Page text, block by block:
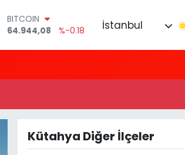
BITCOIN
64.944,08
%-0.18
55,2510
%0.32
GRAM ALTIN
BİST100
13.779
%-14
İstanbul
Kütahya Diğer İlçeler